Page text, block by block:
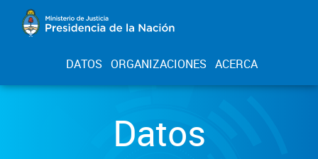
DATOS ORGANIZACIONES ACERCA
Datos